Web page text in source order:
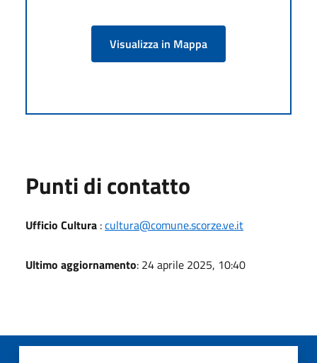
Visualizza in Mappa
Punti di contatto
Ufficio Cultura :cultura@comune.scorze.ve.it
Ultimo aggiornamento: 24 aprile 2025, 10:40